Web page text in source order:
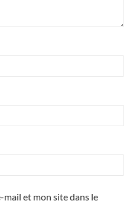
et mon site dans le